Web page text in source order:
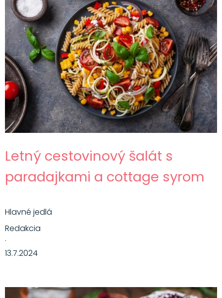
Letný cestovinový šalát s
paradajkami a cottage syrom
Hlavné jedlá
Redakcia
·
13.7.2024